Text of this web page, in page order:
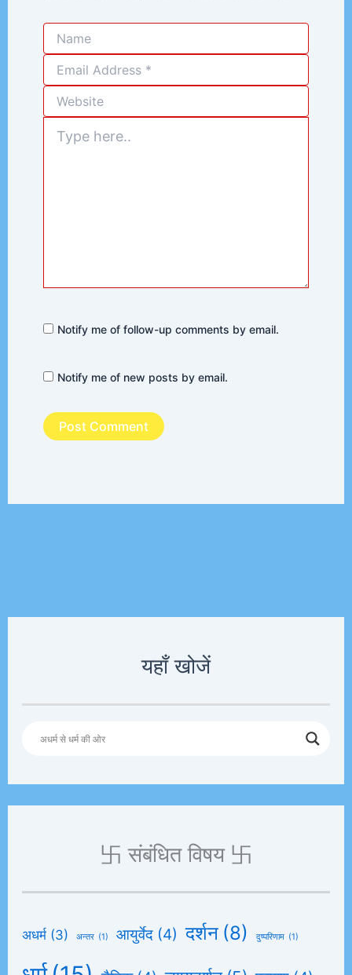
here..
Notify me of follow-up comments by email.
Notify me of new posts by email.
यहाँ खोजें
卐 संबंधित विषय 卐
अधर्म (3) अन्तर (1) आयुर्वेद (4) दर्शन (8) दुष्परिणाम (1)